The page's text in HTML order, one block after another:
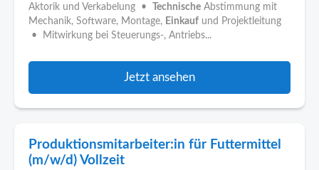
Aktorik und Verkabelung •
Technische Abstimmung mit
Mechanik, Software, Montage, Einkauf und Projektleitung
• Mitwirkung bei Steuerungs-, Antriebs...
Jetzt ansehen
Produktionsmitarbeiter:in für Futtermittel
(m/w/d) Vollzeit